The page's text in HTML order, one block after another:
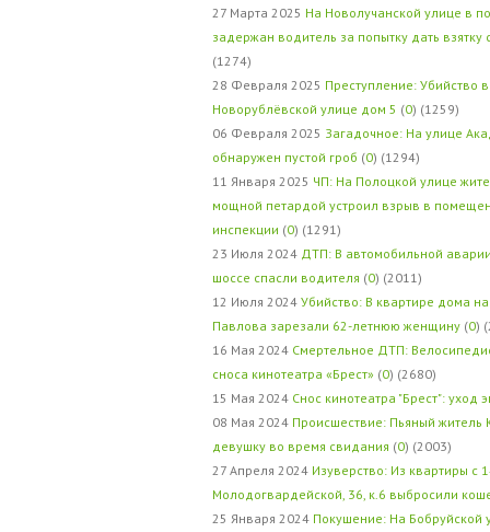
27 Марта 2025 На Новолучанской улице в
задержан водитель за попытку дать
(1274)
28 Февраля 2025 Преступление: Убийство
Новорублёвской улице дом 5 (0) (1259)
06 Февраля 2025 Загадочное: На улице
обнаружен пустой гроб (0) (1294)
11 Января 2025 ЧП: На Полоцкой улице
мощной петардой устроил взрыв в
инспекции (0) (1291)
23 Июля 2024 ДТП: В автомобильной
шоссе спасли водителя (0) (2011)
12 Июля 2024 Убийство: В квартире дома
Павлова зарезали 62-летнюю женщину (0)
16 Мая 2024 Смертельное ДТП:
сноса кинотеатра «Брест» (0) (2680)
15 Мая 2024 Снос кинотеатра "Брест": уход
08 Мая 2024 Происшествие: Пьяный житель
девушку во время свидания (0) (2003)
27 Апреля 2024 Изуверство: Из квартиры с
Молодогвардейской, 36, к.6 выбросили
25 Января 2024 Покушение: На Бобруйской